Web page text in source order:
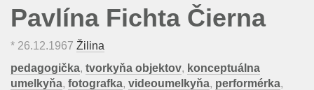
Pavlína Fichta Čierna
* 26.12.1967 Žilina
pedagogička, tvorkyňa objektov, konceptuálna
umelkyňa, fotografka, videoumelkyňa, performérka,